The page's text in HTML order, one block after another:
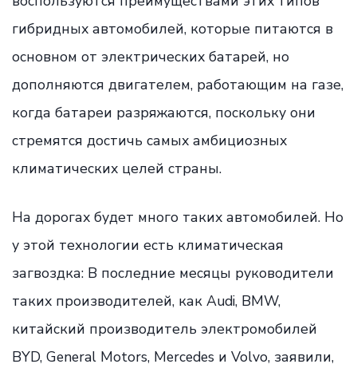
гибридных автомобилей, которые питаются в
основном от электрических батарей, но
дополняются двигателем, работающим на газе,
когда батареи разряжаются, поскольку они
стремятся достичь самых амбициозных
климатических целей страны.
На дорогах будет много таких автомобилей. Но
у этой технологии есть климатическая
загвоздка: В последние месяцы руководители
таких производителей, как Audi, BMW,
китайский производитель электромобилей
BYD, General Motors, Mercedes и Volvo, заявили,